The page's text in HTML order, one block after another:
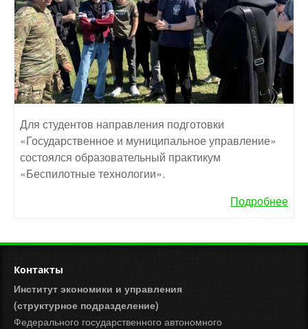
Для студентов направления подготовки
«Государственное и муниципальное управление»
состоялся образовательный практикум
«Беспилотные технологии».
Подробнее
Контакты
Институт экономики и управления
(структурное подразделение)
Федерального государственного автономного